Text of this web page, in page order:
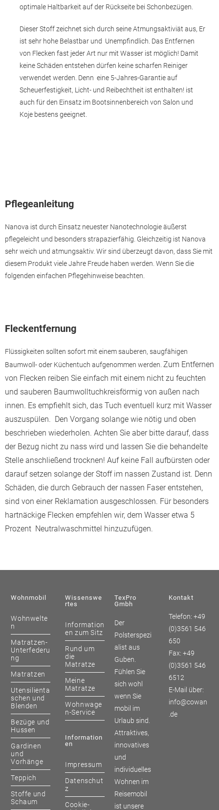
optimale Haltbarkeit auf der Rückseite bei Schonbezügen.
Dieser Stoff zeichnet sich durch seine Atmungsaktiviät aus, Er
ist sehr hohe Belastbar und Unempfindlich. Das Entfernen
von Flecken fast jeder Art nur mit Wasser ist möglich! Damit
keine Schäden entstehen dürfen keine scharfen Reiniger
verwendet werden. Denn eine 5-Jahres-Garantie auf
Scheuerfestigkeit, Licht- und Reibechtheit ist enthalten! ist
auch für den Einsatz im Bootsinnenbereich von Salon und
Koje bestens geeignet.
Pflegeanleitung
Nanova ist durch Einsatz neuester Nanotechnologie äußerst
pflegeleicht und besonders strapazierfähig. Gleichzeitig ist Nanova
sehr weich und atmungsaktiv. Wir sind überzeugt davon, dass Sie mit
diesem Produkt viele Jahre Freude haben werden. Wenn Sie die
folgenden einfachen Pflegehinweise beachten.
Fleckentfernung
Flüssigkeiten sollten sofort mit einem sauberen, saugfähigen
Baumwoll- oder Küchentuch aufgenommen werden. Zum Entfernen
von Flecken reiben Sie einfach mit einem nicht zu feuchten
und sauberen Baumwolltuchkreisförmig von außen nach
innen. Es empfiehlt sich, das Tuch eventuell kurz mit Wasser
auszuspülen. Den Vorgang solange wie nötig und oben
beschrieben wiederholen. Achten Sie aber bitte darauf, dass
der Bezug nicht zu nass wird und lassen Sie die behandelte
Stelle anschließend trocknen! Auf keine Fall aufbürsten oder
darauf setzen solange der Stoff im nassen Zustand ist. Denn
Schäden, die durch Gebrauch der nassen Faser entstehen,
sind von einer Reklamation ausgeschlossen. Für besonders
hartnäckige Flecken empfehlen wir, dem Wasser etwa 5
Prozent Neutralwaschmittel hinzuzufügen.
Wohnmobil
Wohnwelte
n
Matratzen-
Unterfederu
ng
Matratzen
Utensilienta
schen und
Blenden
Bezüge und
Hussen
Gardinen
und
Vorhänge
Teppich
Stoffe und
Schaum
Wissenswe
Rtes
Information
en zum Sitz
Rund um
die
Matratze
Meine
Matratze
Wohnwage
n-Service
Information
En
Impressum
Datenschut
z
Cookie-
TexPro
Gmbh
Der
Polsterspezi
alist aus
Guben.
Fühlen Sie
sich wohl
wenn Sie
mobil im
Urlaub sind.
Attraktives,
innovatives
und
individuelles
Wohnen im
Reisemobil
ist unsere
Kontakt
Telefon: +49
(0)3561 546
650
Fax: +49
(0)3561 546
6512
E-Mail über:
info@cowan
.de